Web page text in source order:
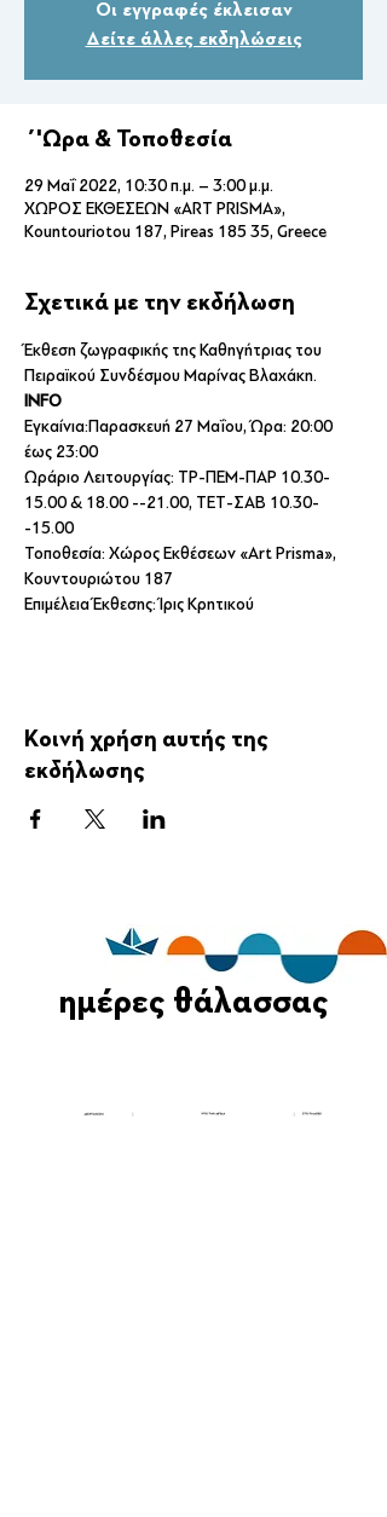
Οι εγγραφές έκλεισαν
Δείτε άλλες εκδηλώσεις
΄'Ωρα & Τοποθεσία
29 Μαΐ 2022, 10:30 π.μ. – 3:00 μ.μ.
ΧΩΡΟΣ ΕΚΘΕΣΕΩΝ «ART PRISMA»,
Kountouriotou 187, Pireas 185 35, Greece
Σχετικά με την εκδήλωση
Έκθεση ζωγραφικής της Καθηγήτριας του
Πειραϊκού Συνδέσμου Μαρίνας Βλαχάκη.
INFO
Εγκαίνια:Παρασκευή 27 Μαΐου, Ώρα: 20:00
έως 23:00
Ωράριο Λειτουργίας: ΤΡ-ΠΕΜ-ΠΑΡ 10.30-
15.00 & 18.00 --21.00, ΤΕΤ-ΣΑΒ 10.30-
-15.00
Τοποθεσία: Χώρος Εκθέσεων «Art Prisma»,
Κουντουριώτου 187
Επιμέλεια Έκθεσης: Ίρις Κρητικού
Κοινή χρήση αυτής της
εκδήλωσης
ημέρες θάλασσας